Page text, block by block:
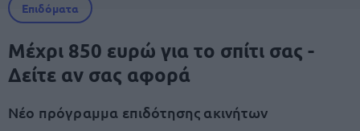
Επιδόματα
Μέχρι 850 ευρώ για το σπίτι σας -
Δείτε αν σας αφορά
Νέο πρόγραμμα επιδότησης ακινήτων